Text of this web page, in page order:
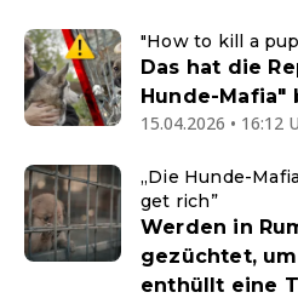
"How to kill a
Das hat die
Hunde-Mafia"
15.04.2026 • 16:12
„Die Hunde-
get rich”
Werden in
gezüchtet,
enthüllt eine